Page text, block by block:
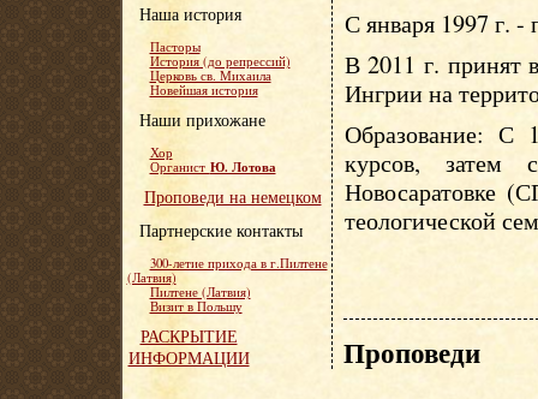
С января 1997 г.
В 2011 г. принят
Ингрии на
Образование: С
курсов, затем
Новосаратовке
теологической
Проповеди
Наша история
Пасторы
История (до репрессий)
Церковь св. Михаила
Новейшая история
Наши прихожане
Хор
Органист Ю. Лотова
Проповеди на немецком
Партнерские контакты
300-летие прихода в г.Пилтене
(Латвия)
Пилтене (Латвия)
Визит в Польшу
РАСКРЫТИЕ
ИНФОРМАЦИИ